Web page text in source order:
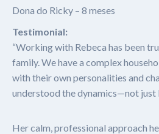
Dona do Ricky – 8 meses
Testimonial:
“Working with Rebeca has been
family. We have a complex
with their own personalities and
understood the dynamics—not just
Her calm, professional approach